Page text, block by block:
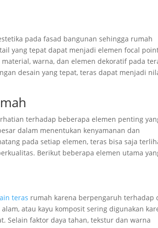
pada fasad bangunan sehingga rumah
yang tepat dapat menjadi elemen focal
warna, dan elemen dekoratif pada
desain yang tepat, teras dapat menjadi
terhadap beberapa elemen penting
dalam menentukan kenyamanan dan
pada setiap elemen, teras bisa saja
Berikut beberapa elemen utama
teras rumah karena berpengaruh terhadap
atau kayu komposit sering digunakan
Selain faktor daya tahan, tekstur dan warna